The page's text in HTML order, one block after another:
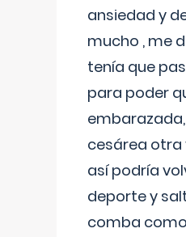
ansiedad y
mucho , me
tenía que
para poder
cesárea otra
así podría
deporte y
comba